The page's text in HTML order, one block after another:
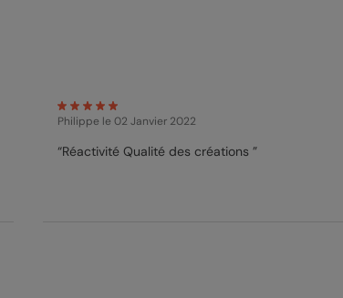
Philippe le 02 Janvier 2022
“Réactivité Qualité des créations ”